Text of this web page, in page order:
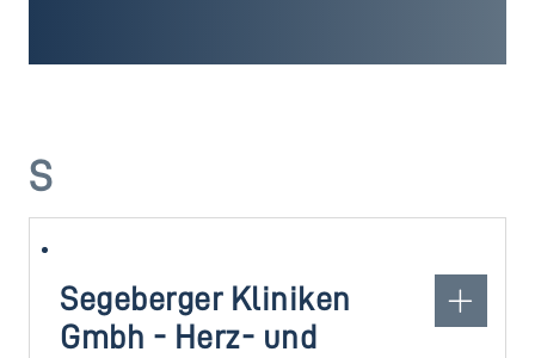
S
Segeberger Kliniken
Gmbh - Herz- und